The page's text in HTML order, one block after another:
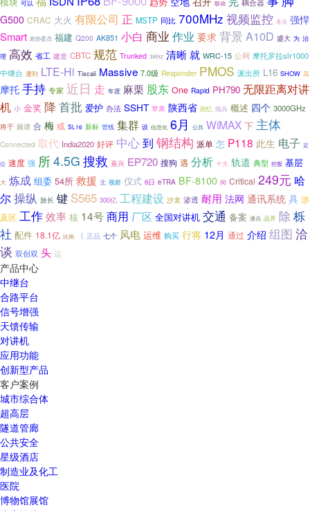
可以 联动
G500 CRAC 大火 有限公司 正 MSTP 同比 700MHz 视频监控 各业 强悍
Smart 政协委员 福建 Q200 AK851 小白 商业 作业 要求背景 A10D 盛大 为 治
理 高效 省工 建造 CBTC 规范 Trunked 3KHz 清晰就 WRC-15 公网 摩托罗拉slr1000
中继台 遭到 LTE-Hi Tiscali Massive 7.0级 Responder PMOS 派出所 L16 SHOW 高
摩托 手持 专家 近日 走 年度 麻栗 股东 One Rapid PH790 无限距离对讲
机 小 金奖 降 首批 爱护 办法 SSHT 苹果 陕西省 回忆 阅兵 概述 四个 3000GHz
将于 频谱 合 梅 或 SL16 新标 管线 集群 设 信息化 6月 公共 WiMAX 下 主体
Connected 取代 India2020 好评 中心到 钢结构 派单 怎 P118 此生 电子 定
位 速度 强 所4.5G 搜救 嘉兴 EP720 搜狗 遇 分析 十大 轨道 典型 控股 基层
大 炼成 组委 54所 救援 北 视察 仪式 6日 eTRA BF-8100 间 Critical 249元 哈
尔操纵 旅长 键 S565 300亿 工程建设 沙龙 渗透 耐用 法网 通讯系统 具 涉
及区 工作效率 核 14号商用 厂区 全国对讲机 交通 备案 通讯 品开 除 栎
社 配件 18.1亿 比例 《 正品 七个 风电 运维 购买 行将 12月 通过 介绍 组图 洽
谈 双创双 头 运
产品中心
中继台
合路平台
信号增强
天馈传输
对讲机
应用功能
创新型产品
客户案例
城市综合体
超高层
隧道管廊
公共安全
星级酒店
制造业及化工
医院
博物馆展馆